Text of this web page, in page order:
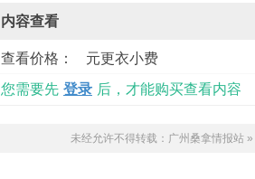
内容查看
查看价格：
元更衣小费
您需要先 登录 后，才能购买查看内容
未经允许不得转载： 广州桑拿情报站 »